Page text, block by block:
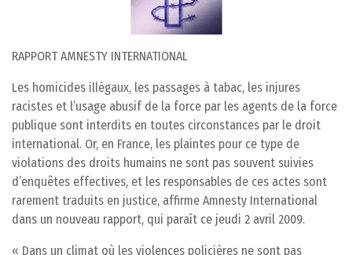
RAPPORT AMNESTY INTERNATIONAL
Les homicides illégaux, les passages à tabac, les injures
racistes et l’usage abusif de la force par les agents de la force
publique sont interdits en toutes circonstances par le droit
international. Or, en France, les plaintes pour ce type de
violations des droits humains ne sont pas souvent suivies
d’enquêtes effectives, et les responsables de ces actes sont
rarement traduits en justice, affirme Amnesty International
dans un nouveau rapport, qui paraît ce jeudi 2 avril 2009.
« Dans un climat où les violences policières ne sont pas